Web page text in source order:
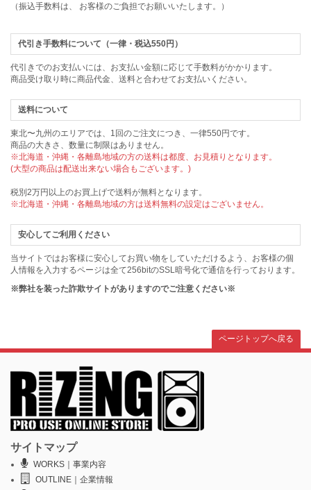
（振込手数料は、 お客様のご負担でお願いいたします。）
代引き手数料について（一律・税込550円）
代引きでのお支払いには、お支払い金額に応じて手数料がかかります。
商品受け取り時に商品代金、送料と合わせてお支払いください。
送料について
東北〜九州のエリアでは、1回のご注文につき、一律550円です。
商品の大きさ、数量に制限はありません。
※北海道・沖縄・各離島地域の方の送料は都度、お見積りとなります。
(大型の商品は配送出来ない場合もございます。)
税別2万円以上のお買上げで送料が無料となります。
※北海道・沖縄・各離島地域の方は送料無料の設定はございません。
安心してご利用ください
当サイトではお客様に安心してお買い物をしていただけるよう、お客様の個
人情報を入力するページは全て256bitのSSL暗号化で通信を行っております。
※弊社を装った詐欺サイトがありますのでご注意ください※
ページトップへ戻る
サイトマップ
WORKS｜事業内容
OUTLINE｜企業情報